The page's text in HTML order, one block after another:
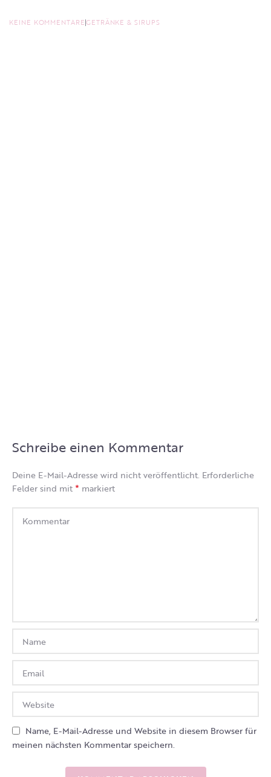
KEINE KOMMENTAREGETRÄNKE & SIRUPS
Schreibe einen Kommentar
Deine E-Mail-Adresse wird nicht veröffentlicht. Erforderliche
Felder sind mit* markiert
Name, E-Mail-Adresse und Website in diesem Browser für
meinen nächsten Kommentar speichern.